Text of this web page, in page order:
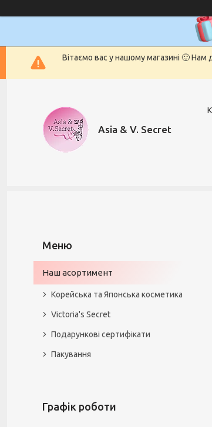
Вітаємо вас у нашому магазині 🙂
Asia & V. Secret
Наш асортимент
Корейська та Японська косметика
Victoria's Secret
Подарункові сертифікати
Пакування
Графік роботи